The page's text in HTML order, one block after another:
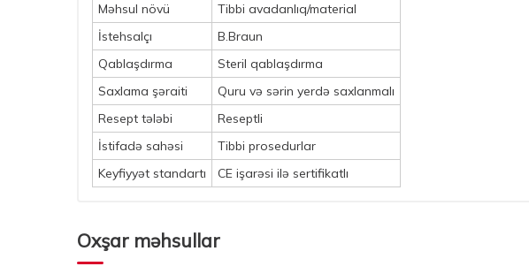
Məhsul növü
Tibbi avadanlıq/material
İstehsalçı
B.Braun
Qablaşdırma
Steril qablaşdırma
Saxlama şəraiti
Quru və sərin yerdə saxlanmalı
Resept tələbi
Reseptli
İstifadə sahəsi
Tibbi prosedurlar
Keyfiyyət standartı
CE işarəsi ilə sertifikatlı
Oxşar məhsullar